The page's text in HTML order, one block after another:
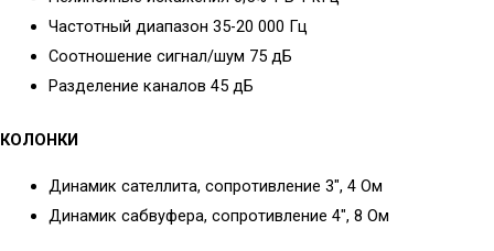
Усилители и
Bluetooth-ресиверы
ЦАПы
Усилители
Сетевое
оборудование
Wi-Fi точка
доступа
Частотный диапазон 35-20 000 Гц
Соотношение сигнал/шум 75 дБ
Разделение каналов 45 дБ
КОЛОНКИ
Динамик сателлита, сопротивление 3″, 4 Ом
Динамик сабвуфера, сопротивление 4″, 8 Ом